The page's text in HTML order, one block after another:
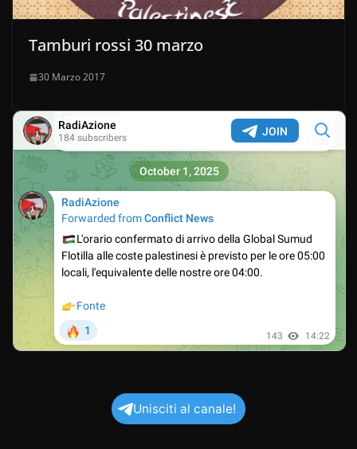
Tamburi rossi 30 marzo
30 Marzo 2017
Unisciti al canale!